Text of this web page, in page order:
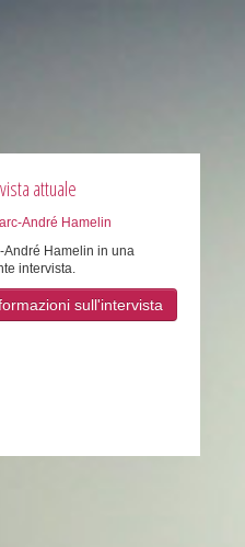
attuale
André Hamelin in una
intervista.
sull'intervista